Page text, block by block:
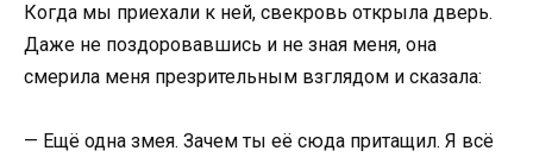
Когда мы приехали к ней, свекровь открыла дверь.
Даже не поздоровавшись и не зная меня, она
смерила меня презрительным взглядом и сказала:
— Ещё одна змея. Зачем ты её сюда притащил. Я всё